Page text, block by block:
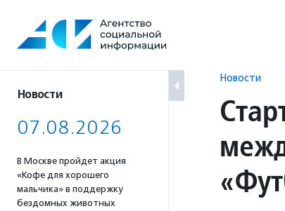
содержанию
Новости
07.08.2026
В Москве пройдет акция
«Кофе для хорошего
мальчика» в поддержку
бездомных животных
Новости